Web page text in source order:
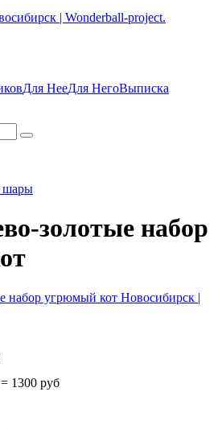
Для НееДля НегоВыписка
шары
золотые набор
1300 руб